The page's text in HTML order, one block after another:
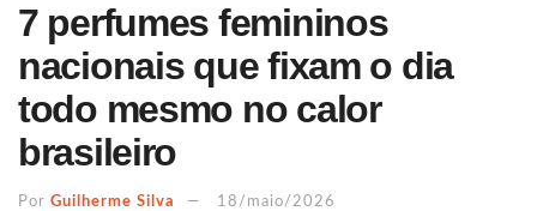
7 perfumes femininos
nacionais que fixam o dia
todo mesmo no calor
brasileiro
Por Guilherme Silva 18/maio/2026